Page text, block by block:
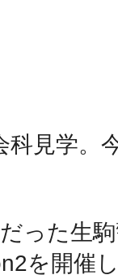
科見学。
った生
を開催